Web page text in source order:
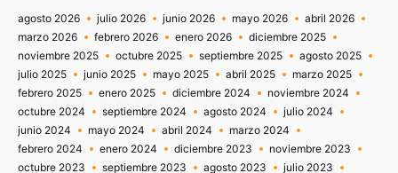
agosto 2026 julio 2026 junio 2026 mayo 2026
abril 2026
marzo 2026
febrero 2026 enero 2026
diciembre 2025
noviembre 2025
octubre 2025 septiembre 2025
agosto 2025
julio 2025
junio 2025 mayo 2025 abril 2025
marzo 2025
febrero 2025
enero 2025 diciembre 2024
noviembre 2024
octubre 2024
septiembre 2024 agosto 2024
julio 2024
junio 2024
mayo 2024 abril 2024
marzo 2024
febrero 2024
enero 2024 diciembre 2023
noviembre 2023
octubre 2023
septiembre 2023 agosto 2023
julio 2023